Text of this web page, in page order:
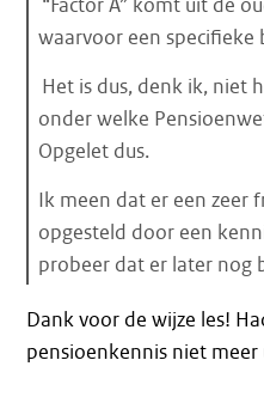
waarvoor een specifieke
Het is dus, denk ik, niet
onder welke
Opgelet dus.
Ik meen dat er een zeer
opgesteld door een
probeer dat er later nog
citaat
Dank voor de wijze les!
pensioenkennis niet